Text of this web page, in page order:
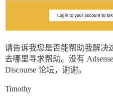
请告诉我您是否能帮助我解决
去哪里寻求帮助。没有
Discourse 论坛，谢谢。
Timothy